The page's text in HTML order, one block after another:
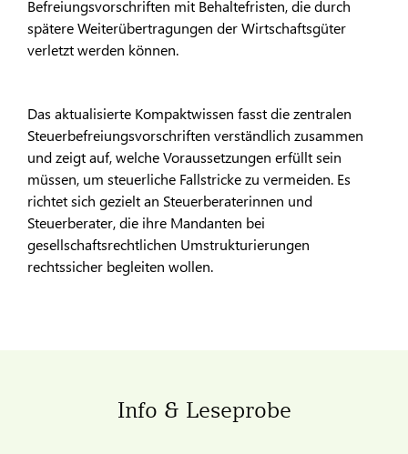
Befreiungsvorschriften mit Behaltefristen, die durch
spätere Weiterübertragungen der Wirtschaftsgüter
verletzt werden können.
Das aktualisierte Kompaktwissen fasst die zentralen
Steuerbefreiungsvorschriften verständlich zusammen
und zeigt auf, welche Voraussetzungen erfüllt sein
müssen, um steuerliche Fallstricke zu vermeiden. Es
richtet sich gezielt an Steuerberaterinnen und
Steuerberater, die ihre Mandanten bei
gesellschaftsrechtlichen Umstrukturierungen
rechtssicher begleiten wollen.
Info & Leseprobe